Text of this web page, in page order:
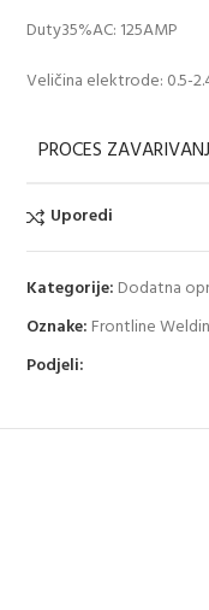
Duty35%AC: 125AMP
Veličina elektrode: 0.5-
PROCES
Uporedi
Kategorije: Dodatna
Oznake: Frontline
Podjeli: